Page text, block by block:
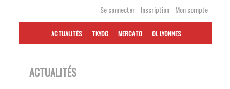
Se connecter Inscription Mon compte
ACTUALITÉS TKYDG MERCATO OL LYONNES
ACTUALITÉS